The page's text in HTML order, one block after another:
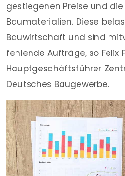
gestiegenen Preise und
Baumaterialien. Diese
Bauwirtschaft und sind
fehlende Aufträge, so Felix
Hauptgeschäftsführer
Deutsches Baugewerbe.